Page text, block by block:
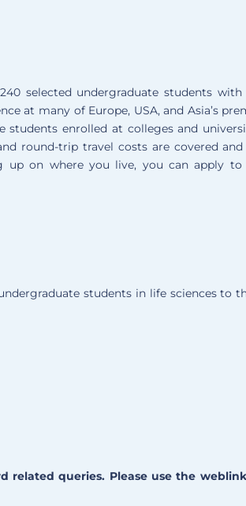
selected undergraduate students
at many of Europe, USA, and Asia’s
students enrolled at colleges and
round-trip travel costs are covered
up on where you live, you can apply to
students in life sciences to
related queries. Please use the